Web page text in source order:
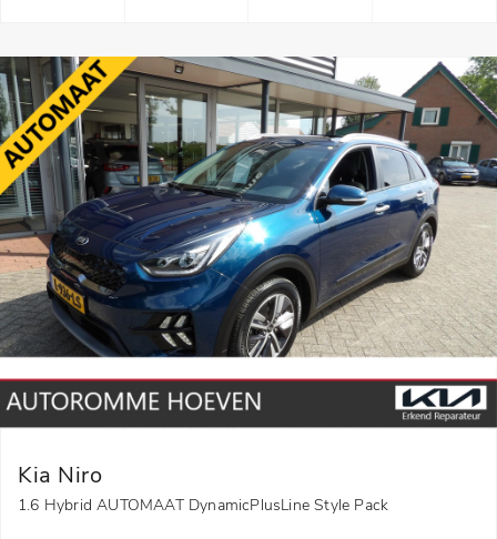
Kia Niro
1.6 Hybrid AUTOMAAT DynamicPlusLine Style Pack